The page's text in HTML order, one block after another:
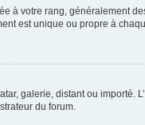
à votre rang, généralement
est unique ou propre à
galerie, distant ou importé.
du forum.